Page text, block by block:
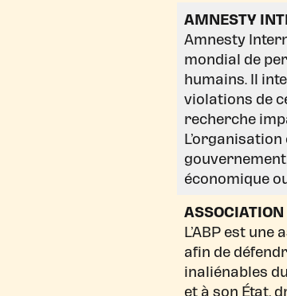
AMNESTY
Amnesty
mondial de
humains. Il
violations de
recherche
économique
L’ABP est
afin de
inaliénables